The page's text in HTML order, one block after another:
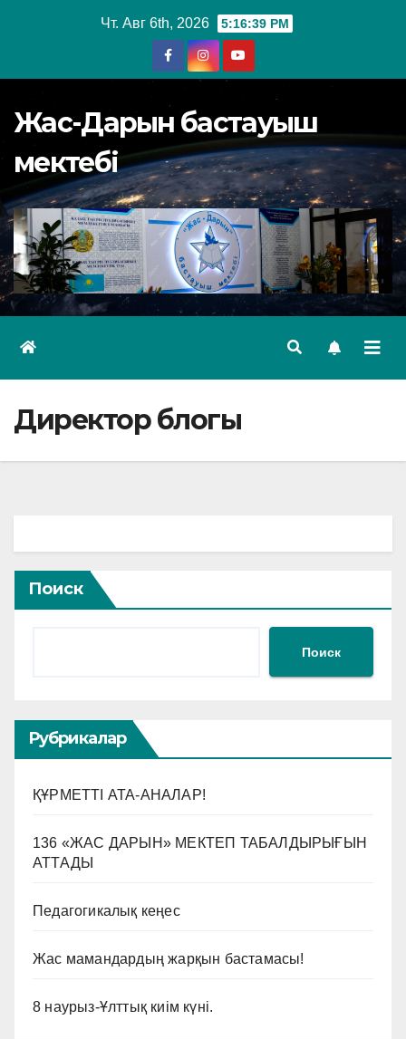
Чт. Авг 6th, 2026 5:16:40 PM
Жас-Дарын бастауыш
мектебі
Директор блогы
Поиск
Поиск
Рубрикалар
ҚҰРМЕТТІ АТА-АНАЛАР!
136 «ЖАС ДАРЫН» МЕКТЕП ТАБАЛДЫРЫҒЫН
АТТАДЫ
Педагогикалық кеңес
Жас мамандардың жарқын бастамасы!
8 наурыз-Ұлттық киім күні.